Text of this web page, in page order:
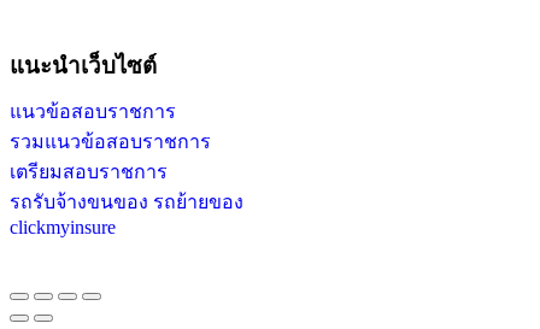
แนะนำเว็บไซต์
แนวข้อสอบราชการ
รวมแนวข้อสอบราชการ
เตรียมสอบราชการ
รถรับจ้างขนของ รถย้ายของ
clickmyinsure